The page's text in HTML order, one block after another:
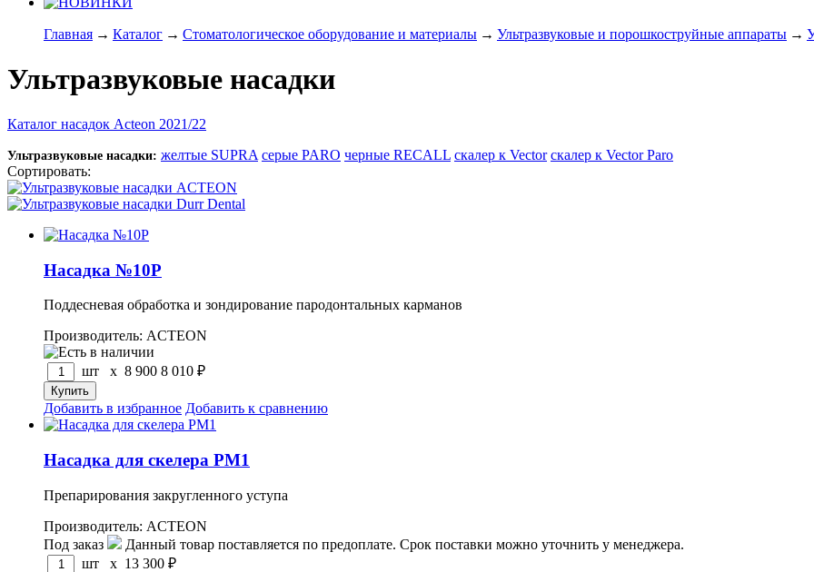
Главная → Каталог → Стоматологическое оборудование и материалы → Ультразвуковые и порошкоструйные аппараты →
Ультразвуковые насадки
Каталог насадок Acteon 2021/22
Ультразвуковые насадки: желтые SUPRA серые PARO черные RECALL скалер к Vector скалер к Vector Paro
Сортировать:
Насадка №10P
Поддесневая обработка и зондирование пародонтальных карманов
Производитель: ACTEON
шт x 8 900 8 010 ₽
Добавить в избранное Добавить к сравнению
Насадка для скелера PM1
Препарирования закругленного уступа
Производитель: ACTEON
Под заказ
Данный товар поставляется по предоплате. Срок поставки можно уточнить у менеджера.
шт x 13 300 ₽